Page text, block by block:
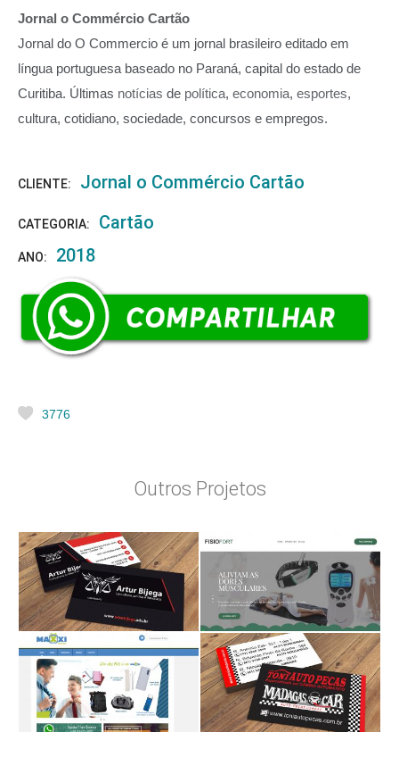
Jornal o Commércio Cartão
Jornal do O Commercio é um jornal brasileiro editado em
língua portuguesa baseado no Paraná, capital do estado de
Curitiba. Últimas notícias de política, economia, esportes,
cultura, cotidiano, sociedade, concursos e empregos.
CLIENTE: Jornal o Commércio Cartão
CATEGORIA: Cartão
ANO: 2018
3776
Outros Projetos